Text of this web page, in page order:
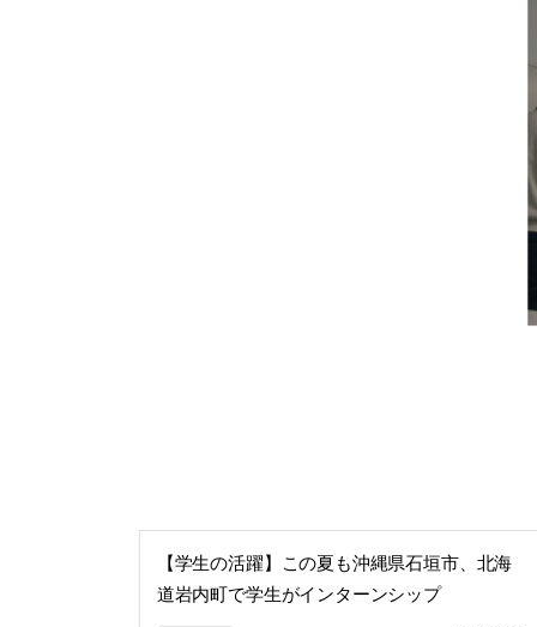
【学生の活躍】この夏も沖縄県石垣市、北海
道岩内町で学生がインターンシップ